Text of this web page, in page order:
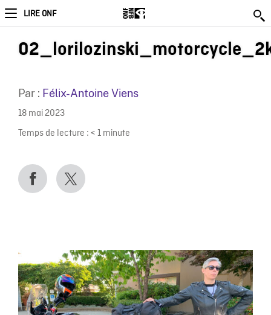
LIRE ONF
Par : Félix-Antoine Viens
18 mai 2023
Temps de lecture : < 1 minute